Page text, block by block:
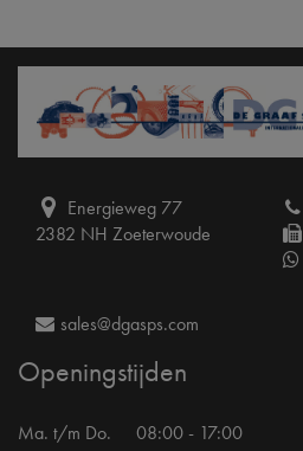
Energieweg 77
2382 NH Zoeterwoude
sales@dgasps.com
Openingstijden
Ma. t/m Do.
08:00 - 17:00